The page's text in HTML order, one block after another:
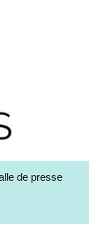
de presse